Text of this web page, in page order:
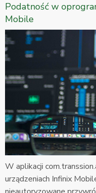
Podatność w
Mobile
W aplikacji
urządzeniach Infinix